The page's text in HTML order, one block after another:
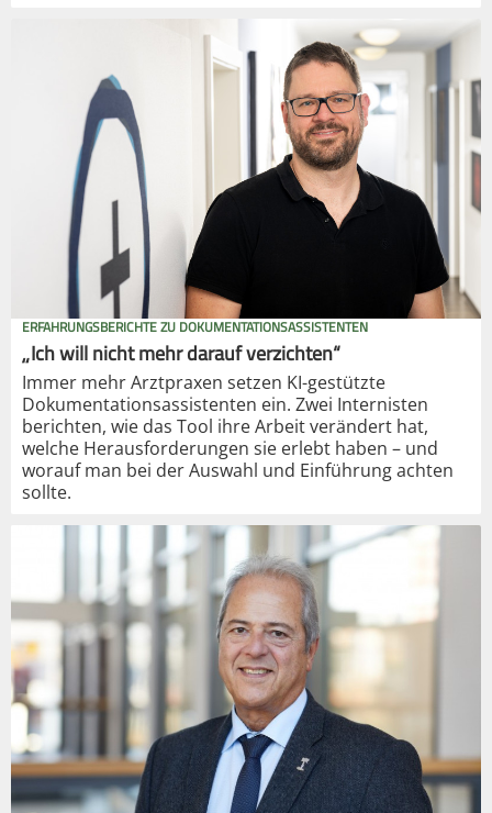
ERFAHRUNGSBERICHTE ZU DOKUMENTATIONSASSISTENTEN
„Ich will nicht mehr darauf verzichten“
Immer mehr Arztpraxen setzen KI-gestützte
Dokumentationsassistenten ein. Zwei Internisten
berichten, wie das Tool ihre Arbeit verändert hat,
welche Herausforderungen sie erlebt haben – und
worauf man bei der Auswahl und Einführung achten
sollte.